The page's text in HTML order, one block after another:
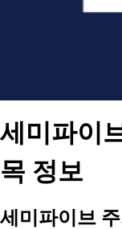
세미파이
목 정보
세미파이브